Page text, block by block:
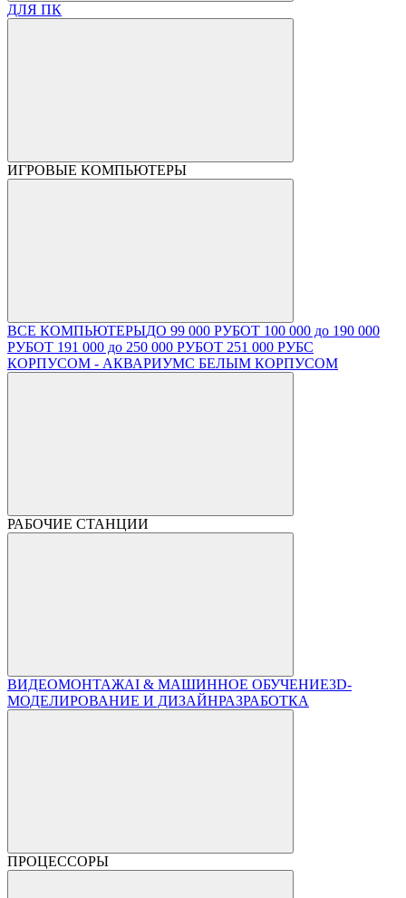
ДЛЯ ПК
ИГРОВЫЕ КОМПЬЮТЕРЫ
ВСЕ КОМПЬЮТЕРЫДО 99 000 РУБОТ 100 000 до 190 000
РУБОТ 191 000 до 250 000 РУБОТ 251 000 РУБС
КОРПУСОМ - АКВАРИУМС БЕЛЫМ КОРПУСОМ
РАБОЧИЕ СТАНЦИИ
ВИДЕОМОНТАЖAI & МАШИННОЕ ОБУЧЕНИЕ3D-
МОДЕЛИРОВАНИЕ И ДИЗАЙНРАЗРАБОТКА
ПРОЦЕССОРЫ